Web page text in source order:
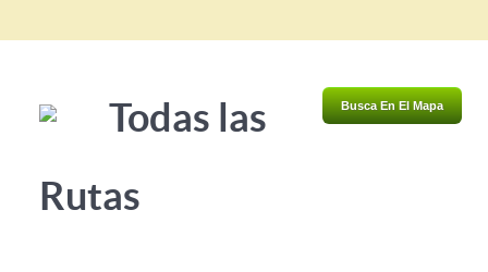
Busca En El Mapa
Todas las
Rutas